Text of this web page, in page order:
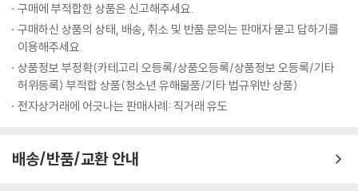
지고, 사라지고, 사라졌다. 모두 다. 스토리만 남는다.
---「어제의 세계들 by 알리 아리칸」중에서
은 이내 서로 생각이 비슷하다는 사실을 깨달고 의기투합했다. 두 사람은
몇백 달러와 앤더슨의 형에게 얻은 16mm 필름을 가지고 첫 영화를 만들
었다. 고작 14분짜리 단편이었지만 이를 본 영화 제작자들이 앤더슨과 윌
슨을 찾아왔고, 결국 장편 영화 『바틀 로켓』이 탄생하였다. 비록 대중적인
성공은 하지 못했지만 이 영화는 그의 번뜩이는 세계관을 보여주기에 충분
했고, 이후 활동의 시작점이 되었다. 거장 마틴 스콜세지 감독은 『바틀 로
콜세지’로 지목했다(그러나 웨스 앤더슨이 가장 좋아하는 영화는 로만 폴
란스키의 『로즈메리의 아기』다).
구매에 부적합한 상품은 신고해주세요.
구매하신 상품의 상태, 배송, 취소 및 반품 문의는 판매자 묻고 답하기를
이용해주세요.
상품정보 부정확(카테고리 오등록/상품오등록/상품정보 오등록/기타
허위등록) 부적합 상품(청소년 유해물품/기타 법규위반 상품)
전자상거래에 어긋나는 판매사례: 직거래 유도
배송/반품/교환 안내